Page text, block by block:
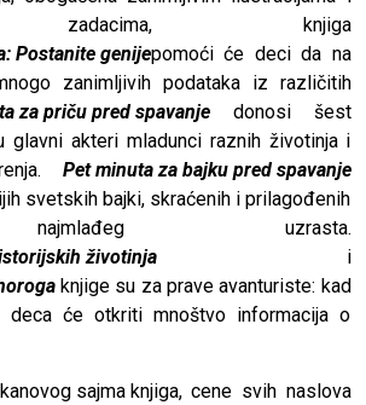
zadacima, knjiga
Postanite genijepomoći će deci da na
zanimljivih podataka iz različitih
za priču pred spavanje donosi šest
glavni akteri mladunci raznih životinja i
Pet minuta za bajku pred spavanje
svetskih bajki, skraćenih i prilagođenih
uzrasta.
životinjai
knjige su za prave avanturiste: kad
deca će otkriti mnoštvo informacija o
sajma knjiga, cene svih naslova